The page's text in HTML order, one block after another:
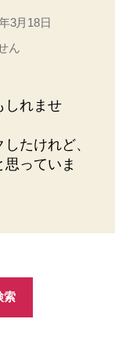
3月18日
ん
しれませ
たけれど、
っていま
索